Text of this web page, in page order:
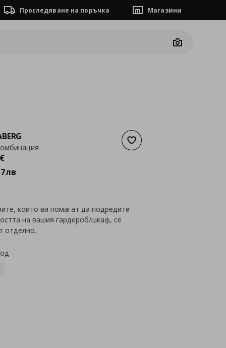
Проследяване на поръчка Магазини
Camera
Добави към списъка с
800,67 €
лв
които ви помагат да подредите
на вашия гардероб/шкаф, се
отделно.